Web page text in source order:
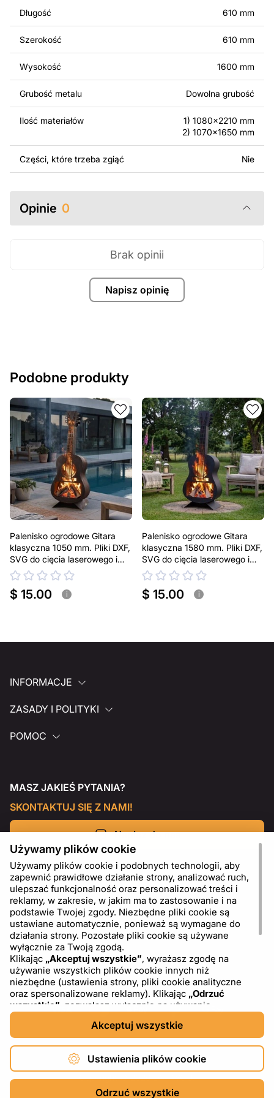
wykonanych na podstawie tych projektów. Należy
jednak pamiętać, że odsprzedaż lub udostępnianie
oryginalnych bądź zmodyfikowanych plików jest
surowo zabronione.
Za dodatkową opłatą możemy dostosować projekt
poprzez dodanie tekstu, obrazów lub logo Twojej firmy
albo wprowadzenie innych modyfikacji według Twoich
potrzeb. Jeśli potrzebujesz indywidualnego projektu
metalowego produktu, skontaktuj się z nami.
Jeśli masz jakiekolwiek pytania lub potrzebujesz
pomocy, skontaktuj się z nami w dowolnym momencie –
Długość 610 mm
Szerokość 610 mm
Wysokość 1600 mm
Grubość metalu Dowolna grubość
Ilość materiałów
1) 1080x2210 mm
2) 1070x1650 mm
Części, które trzeba zgiąć Nie
Opinie 0
Napisz opinię
Brak opinii
Podobne produkty
Palenisko ogrodowe Gitara
klasyczna 1050 mm. Pliki DXF,
SVG do cięcia laserowego i
plazmowego
$ 15.00 i
Palenisko ogrodowe Gitara
klasyczna 1580 mm. Pliki DXF,
SVG do cięcia laserowego i
plazmowego
$ 15.00 i
INFORMACJE
ZASADY I POLITYKI
POMOC
MASZ JAKIEŚ PYTANIA?
SKONTAKTUJ SIĘ Z NAMI!
Napisz do nas
Copyright © 2026 DXF4YOU.
PL USD - US Dollar ($)
Używamy plików cookie
Używamy plików cookie i podobnych technologii, aby
zapewnić prawidłowe działanie strony, analizować ruch,
ulepszać funkcjonalność oraz personalizować treści i
reklamy, w zakresie, w jakim ma to zastosowanie i na
podstawie Twojej zgody. Niezbędne pliki cookie są
ustawiane automatycznie, ponieważ są wymagane do
działania strony. Pozostałe pliki cookie są używane
wyłącznie za Twoją zgodą.
Klikając „Akceptuj wszystkie”, wyrażasz zgodę na
używanie wszystkich plików cookie innych niż
niezbędne (ustawienia strony, pliki cookie analityczne
oraz spersonalizowane reklamy). Klikając „Odrzuć
wszystkie” , zezwalasz wyłącznie na używanie
niezbędnych plików cookie. Klikając
, możesz wybrać, które kategorie plików cookie
chcesz zaakceptować lub zablokować. Możesz w
dowolnym momencie zmienić lub wycofać swoją zgodę,
korzystając z linku „Ustawienia plików cookie” w dolnej
części strony. Więcej informacji na temat korzystania z
plików cookie, w tym o dostawcach zewnętrznych,
Akceptuj wszystkie
Ustawienia plików cookie
Odrzuć wszystkie